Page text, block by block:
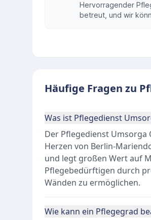
Hervorragender
betreut, und wir
Häufige Fragen zu
Was ist Pflegedienst
Der Pflegedienst Umsorga
Herzen von Berlin-
und legt großen Wert auf
Pflegebedürftigen durch
Wänden zu ermöglichen.
Wie kann ein Pflegegrad